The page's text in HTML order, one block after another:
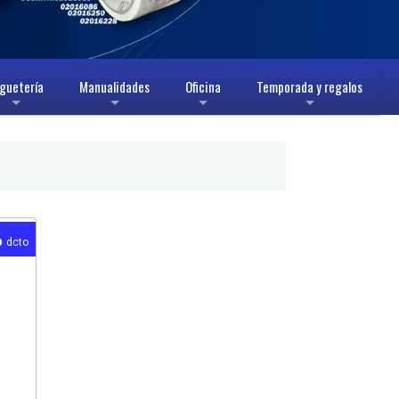
+ +
Manualidades
+
Oficina
+
Temporada y regalos
dcto